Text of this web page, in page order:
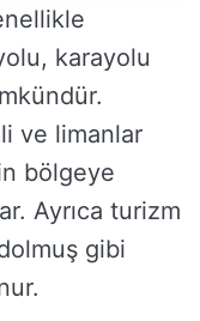
karayolu
ve limanlar
bölgeye
Ayrıca turizm
gibi